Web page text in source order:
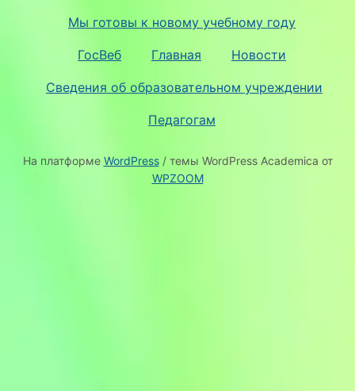
Мы готовы к новому учебному году
ГосВеб Главная Новости
Сведения об образовательном учреждении
Педагогам
На платформе WordPress/ темы WordPress Academica от
WPZOOM